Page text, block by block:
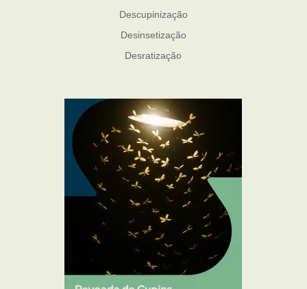
Descupinização
Desinsetização
Desratização
Mosquito Mist
Mosquitos
Percevejo de Cama
Pulgas e Carrapatos
Ratos
Sanitização
Traças